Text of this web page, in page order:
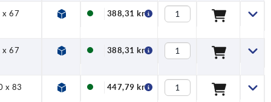
x 67 388,31 kr
x 67 388,31 kr
x 83 447,79 kr